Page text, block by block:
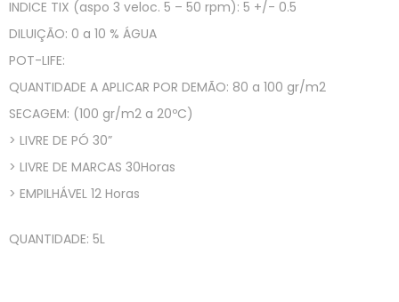
INDICE TIX (aspo 3 veloc. 5 – 50 rpm): 5 +/- 0.5
DILUIÇÃO: 0 a 10 % ÁGUA
POT-LIFE:
QUANTIDADE A APLICAR POR DEMÃO: 80 a 100 gr/m2
SECAGEM: (100 gr/m2 a 20ºC)
> LIVRE DE PÓ 30”
> LIVRE DE MARCAS 30Horas
> EMPILHÁVEL 12 Horas
QUANTIDADE: 5L